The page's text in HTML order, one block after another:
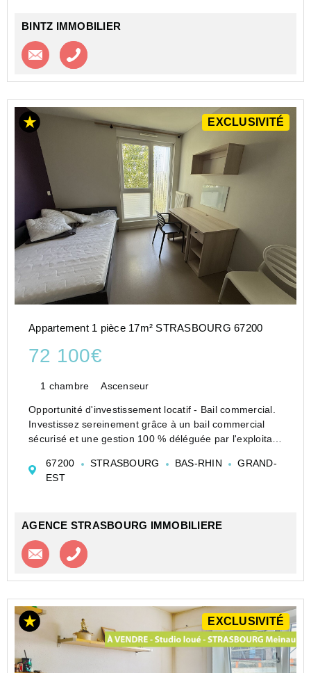
BINTZ IMMOBILIER
Contacter l'agence
EXCLUSIVITÉ
Appartement 1 pièce 17m² STRASBOURG 67200
72 100€
1 chambre Ascenseur
Opportunité d'investissement locatif - Bail commercial.
Investissez sereinement grâce à un bail commercial
sécurisé et une gestion 100 % déléguée par l'exploitant
garanti d'un montant de ...
67200 STRASBOURG BAS-RHIN
GRAND-
EST
AGENCE STRASBOURG IMMOBILIERE
Contacter l'agence
EXCLUSIVITÉ